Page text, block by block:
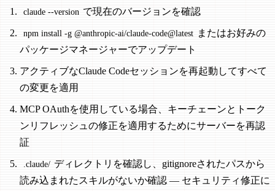
claude --version で現在のバージョンを確認
npm install -g @anthropic-ai/claude-code@latest またはお好みの
パッケージマネージャーでアップデート
アクティブなClaude Codeセッションを再起動してすべて
の変更を適用
MCP OAuthを使用している場合、キーチェーンとトーク
ンリフレッシュの修正を適用するためにサーバーを再認
証
.claude/ ディレクトリを確認し、gitignoreされたパスから
読み込まれたスキルがないか確認 — セキュリティ修正に